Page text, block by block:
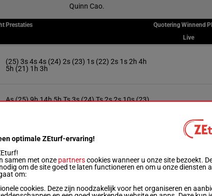
Quinn Cao.
Prestaties QuoteringWinnend
Live
(25) 3s 4s 4s (24) 2s (23) 1s (22) 2s 1s 2h 4h
5h (21) 1h 3h
As (25) 9h 14h 5h Ts 3s (24) Ts 2s 2s 10s (23)
Ah As (25) 5s 2s 1s As 1s 6s As (23) 6s 2h Ah
4s (25) 1s (24) 2s As 6s 3s 6s 1s (23) 2s 4s 6h
(22) 5h
optimale ZEturf-ervaring!
samen met onze partnerscookies wanneer u onze site bezoekt.
om de site goed te laten functioneren en om u onze diensten
om:
cookies. Deze zijn noodzakelijk voor het organiseren en